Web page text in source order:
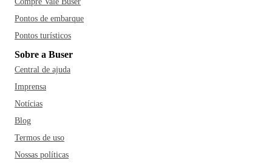
Pontos de embarque
Pontos turísticos
Sobre a Buser
Central de ajuda
Imprensa
Notícias
Blog
Termos de uso
Nossas políticas